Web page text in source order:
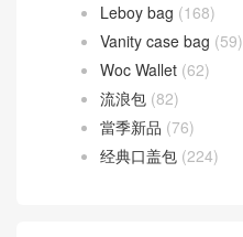
Leboy bag (168)
Vanity case bag (59)
Woc Wallet (62)
流浪包 (82)
當季新品 (76)
经典口盖包 (224)